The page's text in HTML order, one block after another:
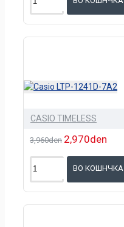
CASIO TIMELESS
3,960den 2,970den
ВО КОШНЧКА